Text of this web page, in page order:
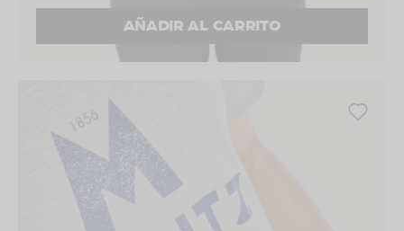
AÑADIR AL CARRITO